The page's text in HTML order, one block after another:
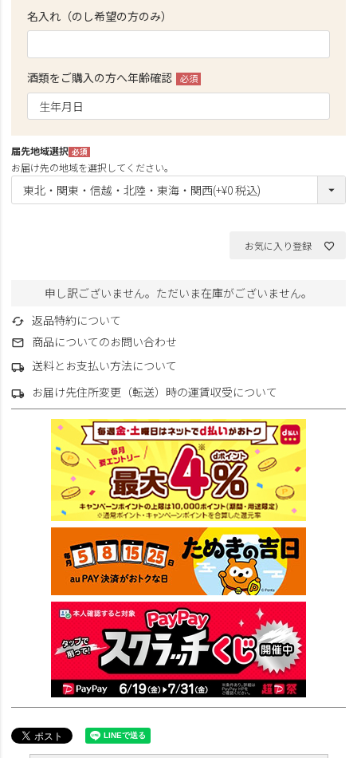
名入れ（のし希望の方のみ）
酒類をご購入の方へ年齢確認
(必
須)
届先地域選択
(必
須)
お届け先の地域を選択してください。
お気に入り登録
申し訳ございません。ただいま在庫がございません。
返品特約について
商品についてのお問い合わせ
送料とお支払い方法について
お届け先住所変更（転送）時の運賃収受について